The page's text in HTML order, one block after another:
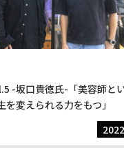
-坂口貴徳氏-「美容師と
変えられる力をもつ」